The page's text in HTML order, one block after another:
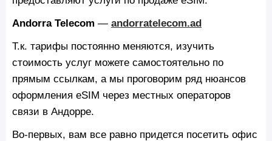
Andorra Telecom — andorratelecom.ad
Т.к. тарифы постоянно меняются, изучить
стоимость услуг можете самостоятельно по
прямым ссылкам, а мы проговорим ряд нюансов
оформления eSIM через местных операторов
связи в Андорре.
Во-первых, вам все равно придется посетить офис